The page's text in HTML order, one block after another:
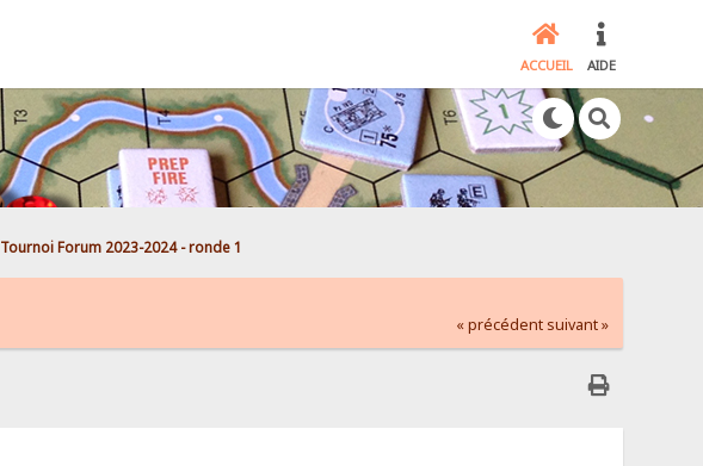
ACCUEIL AIDE
Tournoi Forum 2023-2024 - ronde 1
« précédent suivant »